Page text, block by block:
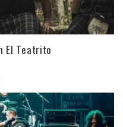
El Teatrito